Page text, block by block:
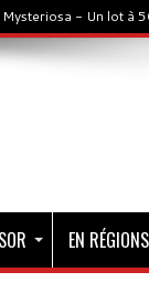
Mysteriosa - Un lot à
EN RÉGIONS